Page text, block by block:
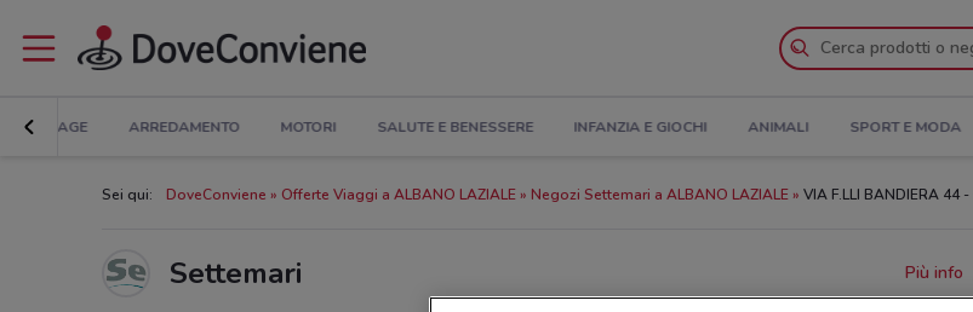
BRICOLAGE ARREDAMENTO MOTORI SALUTE E BENESSERE INFANZIA E GIOCHI ANIMALI SPORT E MODA
Sei qui: DoveConviene Offerte Viaggi a ALBANO LAZIALE Negozi Settemari a ALBANO LAZIALE VIA F.LLI BANDIERA
Settemari Più info